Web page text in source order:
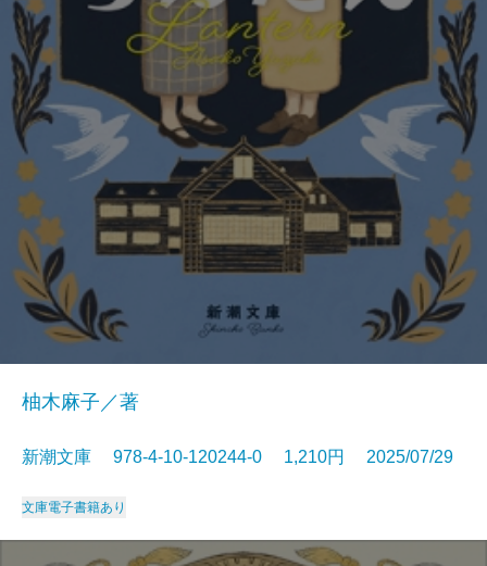
柚木麻子／著
新潮文庫 978-4-10-120244-0 1,210円 2025/07/29
文庫電子書籍あり